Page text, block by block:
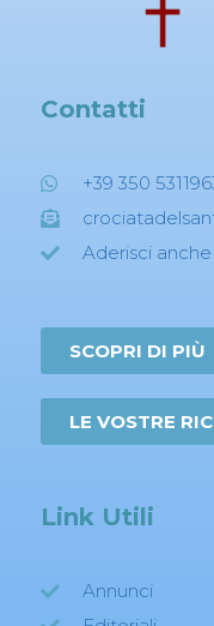
Contatti
+39 350
Aderisci
SCOPRI DI PIÙ
LE VOSTRE
Link Utili
Annunci